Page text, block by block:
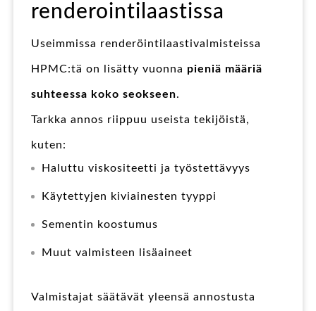
renderointilaastissa
Useimmissa renderöintilaastivalmisteissa
HPMC:tä on lisätty vuonna pieniä määriä
suhteessa koko seokseen.
Tarkka annos riippuu useista tekijöistä,
kuten:
Haluttu viskositeetti ja työstettävyys
Käytettyjen kiviainesten tyyppi
Sementin koostumus
Muut valmisteen lisäaineet
Valmistajat säätävät yleensä annostusta